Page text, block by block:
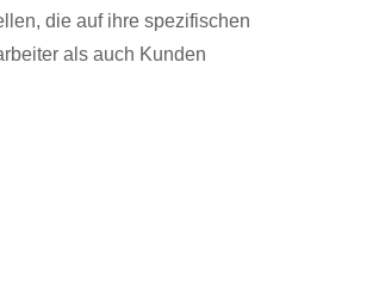
die auf ihre spezifischen
als auch Kunden